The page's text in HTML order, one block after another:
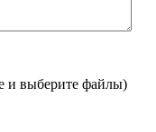
и выберите файлы)